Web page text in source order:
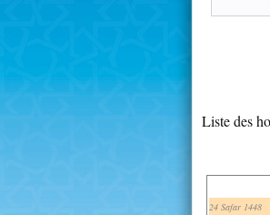
Liste des
24 Safar 1448